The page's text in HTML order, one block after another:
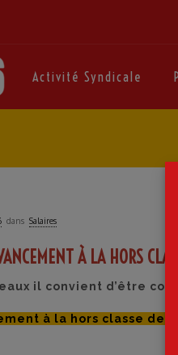
Activité Syndicale
dans Salaires
À LA HORS
il convient d’être
à la hors classe des